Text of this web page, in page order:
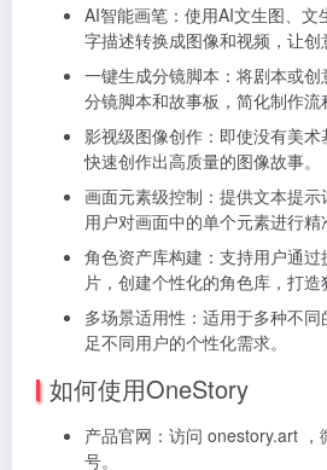
AI智能画笔：使用AI文生图、文
字描述转换成图像和视频，让创
一键生成分镜脚本：将剧本或
分镜脚本和故事板，简化制作流
影视级图像创作：即使没有美
快速创作出高质量的图像故事。
画面元素级控制：提供文本提
用户对画面中的单个元素进行精
角色资产库构建：支持用户通
片，创建个性化的角色库，打造
多场景适用性：适用于多种不
足不同用户的个性化需求。
如何使用OneStory
产品官网：访问 onestory.art ，
号。